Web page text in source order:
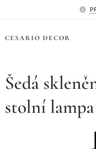
CESARIO DECOR
Šedá
stolní